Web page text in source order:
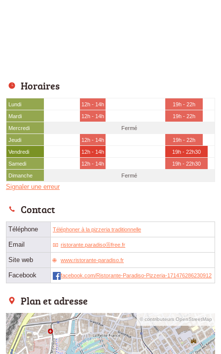
Horaires
Lundi 12h - 14h
19h - 22h
Mardi
12h - 14h
19h - 22h
Mercredi
Fermé
Jeudi
12h - 14h
19h - 22h
Vendredi
12h - 14h
19h - 22h30
Samedi
12h - 14h
19h - 22h30
Dimanche
Fermé
Signaler une erreur
Contact
Téléphone Téléphoner à la pizzeria traditionnelle
Email ristorante.paradisoⓐfree.fr
Site web www.ristorante-paradiso.fr
Facebook facebook.com/Ristorante-Paradiso-Pizzeria-171476286230912
Plan et adresse
© contributeurs OpenStreetMap